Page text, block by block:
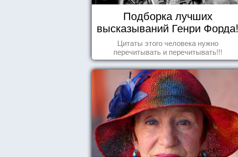
Подборка лучших
высказываний Генри Форда!
Цитаты этого человека нужно
перечитывать и перечитывать!!!